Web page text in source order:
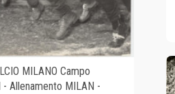
MILANO Campo
- Allenamento MILAN -